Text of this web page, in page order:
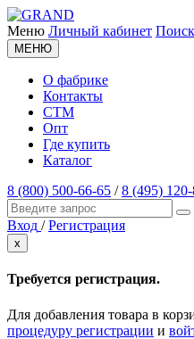
Меню Личный кабинет Поиск
МЕНЮ
О фабрике
Контакты
СТМ
Опт
Где купить
Каталог
8 (800) 500-66-65 /8 (495)
Вход / Регистрация
x
Требуется регистрация.
Для добавления товара в
процедуру регистрации и